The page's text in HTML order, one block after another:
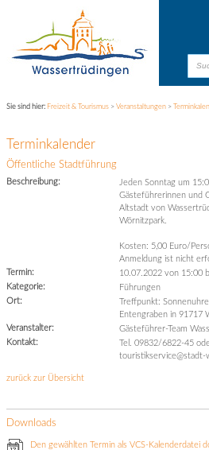
Sie sind hier: Freizeit & Tourismus >Veranstaltungen >
Terminkalender
Öffentliche Stadtführung
Beschreibung:
Jeden Sonntag um
Gästeführerinnen und
Altstadt von
Wörnitzpark.
Kosten: 5,00 Euro/
Anmeldung ist nicht
Termin:
10.07.2022 von 15:00
Kategorie:
Führungen
Ort:
Treffpunkt:
Entengraben in 91717
Veranstalter:
Gästeführer-Team
Kontakt:
Tel. 09832/6822-45
touristikservice@stadt-
zurück zur Übersicht
Downloads
Den gewählten Termin als VCS-Kalenderdatei